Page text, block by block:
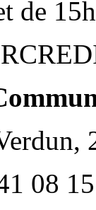
de
08 15